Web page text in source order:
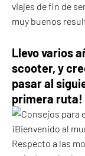
viajes de fin de
muy buenos
Llevo varios
scooter, y
pasar al
primera ruta!
¡Bienvenido al
Respecto a las